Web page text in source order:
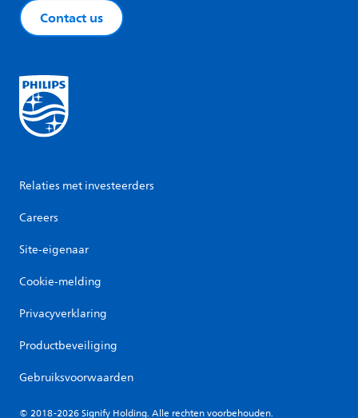
Contact us
Relaties met investeerders
Careers
Site-eigenaar
Cookie-melding
Privacyverklaring
Productbeveiliging
Gebruiksvoorwaarden
© 2018-2026 Signify Holding. Alle rechten voorbehouden.